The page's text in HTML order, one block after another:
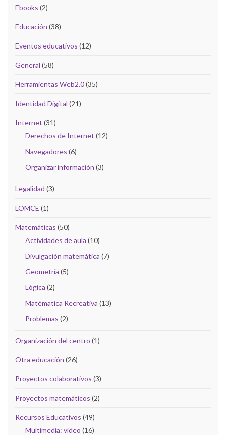
Ebooks (2)
Educación (38)
Eventos educativos (12)
General (58)
Herramientas Web2.0(35)
Identidad Digital (21)
Internet (31)
Derechos de Internet (12)
Navegadores (6)
Organizar información (3)
Legalidad (3)
LOMCE (1)
Matemáticas (50)
Actividades de aula (10)
Divulgación matemática (7)
Geometría (5)
Lógica (2)
Matématica Recreativa (13)
Problemas (2)
Organización del centro (1)
Otra educación (26)
Proyectos colaborativos (3)
Proyectos matemáticos (2)
Recursos Educativos (49)
Multimedia: vídeo (16)